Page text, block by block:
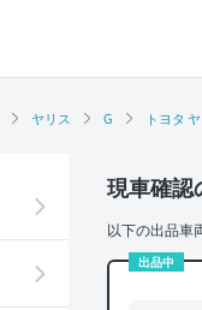
ヤリス G トヨタ
現車確認
以下の出品車
出品中